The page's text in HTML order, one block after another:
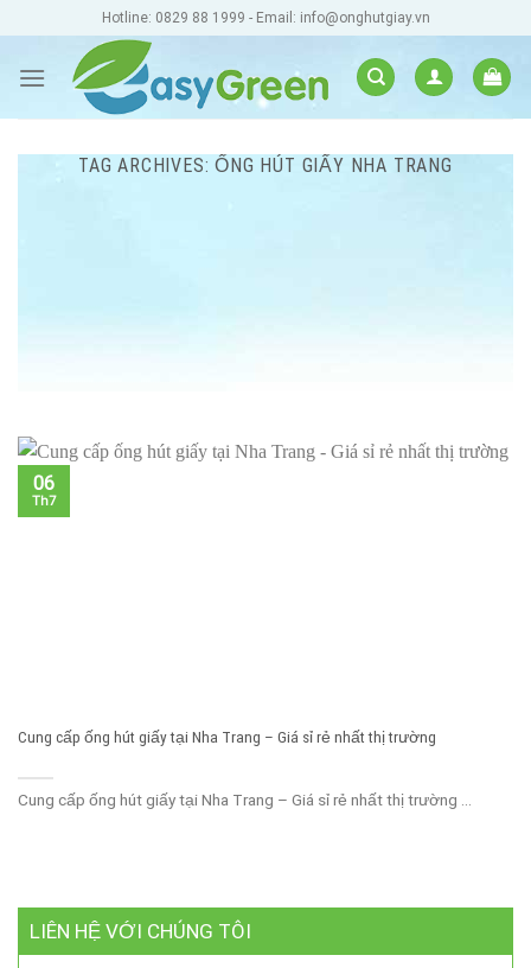
content
Hotline: 0829 88 1999 - Email: info@onghutgiay.vn
TAG ARCHIVES:ỐNG HÚT GIẤY NHA TRANG
Cung cấp ống hút giấy tại Nha Trang – Giá sỉ rẻ nhất thị trường
Cung cấp ống hút giấy tại Nha Trang – Giá sỉ rẻ nhất thị trường ...
06
Th7
LIÊN HỆ VỚI CHÚNG TÔI